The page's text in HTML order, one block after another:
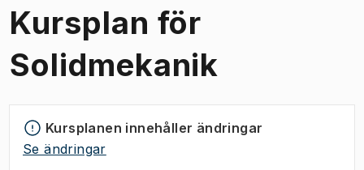
Kursplan för
Solidmekanik
Kursplanen innehåller ändringar
Se ändringar